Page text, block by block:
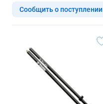
Сообщить о поступлении